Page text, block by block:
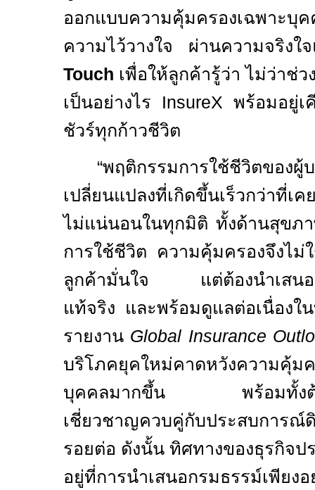
ออกแบบความคุ้มครองเฉพาะบุ
ความไว้วางใจ ผ่านความจริง
Touch เพื่อให้ลูกค้ารู้ว่า ไม่ว่าช่
เป็นอย่างไร InsureX พร้อมอยู่เ
ชัวร์ทุกก้าวชีวิต
“พฤติกรรมการใช้ชีวิตของ
เปลี่ยนแปลงที่เกิดขึ้นเร็วกว่าที่เ
ไม่แน่นอนในทุกมิติ ทั้งด้านสุขภ
การใช้ชีวิต ความคุ้มครองจึงไม่
ลูกค้ามั่นใจ แต่ต้องนำเสนอสิ่
แท้จริง และพร้อมดูแลต่อเนื่อง
รายงาน Global Insurance
บริโภคยุคใหม่คาดหวังความคุ้ม
บุคคลมากขึ้น พร้อมทั้งต้อง
เชี่ยวชาญควบคู่กับประสบการณ์
รอยต่อ ดังนั้น ทิศทางของธุรกิจป
อยู่ที่การนำเสนอกรมธรรม์เพีย